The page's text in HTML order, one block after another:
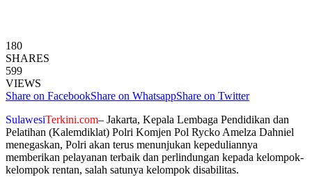
180
SHARES
599
VIEWS
Share on FacebookShare on WhatsappShare on Twitter
SulawesiTerkini.com– Jakarta, Kepala Lembaga Pendidikan dan
Pelatihan (Kalemdiklat) Polri Komjen Pol Rycko Amelza Dahniel
menegaskan, Polri akan terus menunjukan kepeduliannya
memberikan pelayanan terbaik dan perlindungan kepada kelompok-
kelompok rentan, salah satunya kelompok disabilitas.